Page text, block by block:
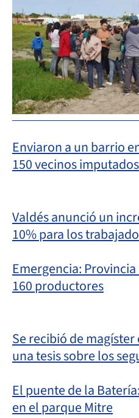
Enviaron a un barrio
150 vecinos
Valdés anunció un
10% para los
Emergencia:
160 productores
Se recibió de
una tesis sobre los
El puente de la
en el parque Mitre